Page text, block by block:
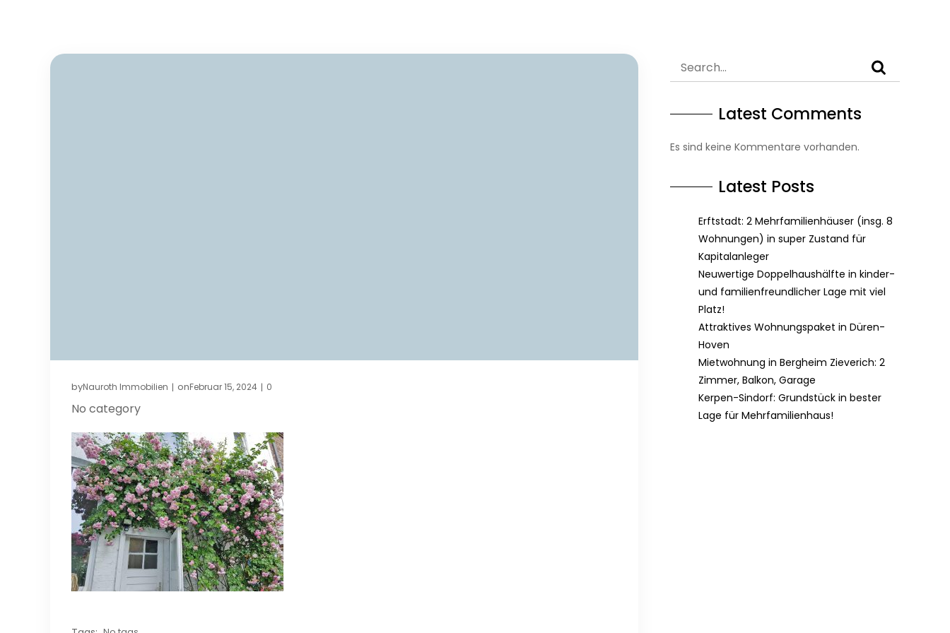
byNauroth Immobilien | onFebruar 15, 2024 | 0
No category
Latest Comments
Es sind keine Kommentare vorhanden.
Latest Posts
Erftstadt: 2 Mehrfamilienhäuser (insg. 8
Wohnungen) in super Zustand für
Kapitalanleger
Neuwertige Doppelhaushälfte in kinder-
und familienfreundlicher Lage mit viel
Platz!
Attraktives Wohnungspaket in Düren-
Hoven
Mietwohnung in Bergheim Zieverich: 2
Zimmer, Balkon, Garage
Kerpen-Sindorf: Grundstück in bester
Lage für Mehrfamilienhaus!